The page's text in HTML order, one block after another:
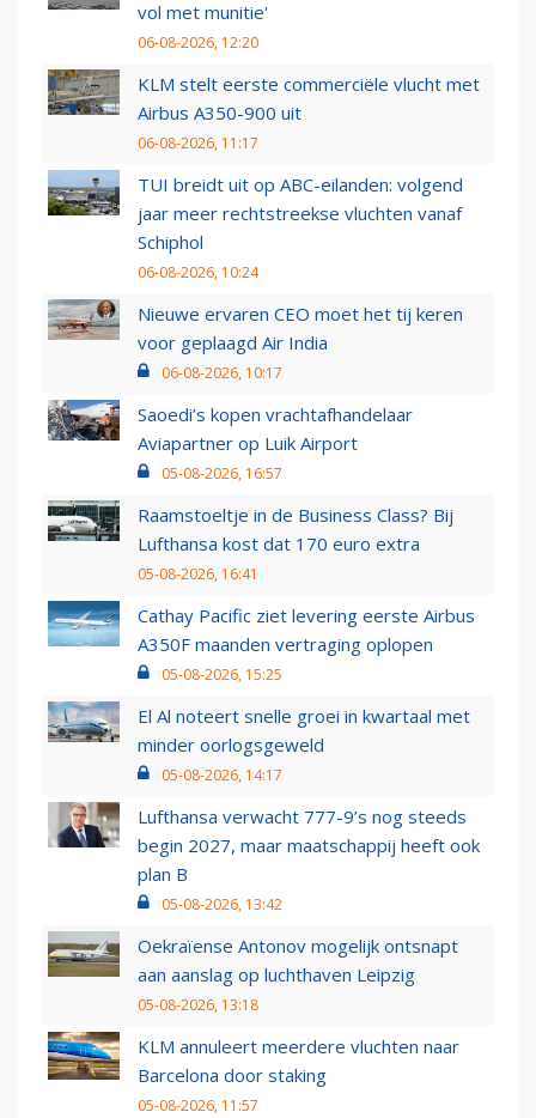
vol met munitie'
06-08-2026, 12:20
KLM stelt eerste commerciële vlucht met
Airbus A350-900 uit
06-08-2026, 11:17
TUI breidt uit op ABC-eilanden: volgend
jaar meer rechtstreekse vluchten vanaf
Schiphol
06-08-2026, 10:24
Nieuwe ervaren CEO moet het tij keren
voor geplaagd Air India
06-08-2026, 10:17
Saoedi’s kopen vrachtafhandelaar
Aviapartner op Luik Airport
05-08-2026, 16:57
Raamstoeltje in de Business Class? Bij
Lufthansa kost dat 170 euro extra
05-08-2026, 16:41
Cathay Pacific ziet levering eerste Airbus
A350F maanden vertraging oplopen
05-08-2026, 15:25
El Al noteert snelle groei in kwartaal met
minder oorlogsgeweld
05-08-2026, 14:17
Lufthansa verwacht 777-9’s nog steeds
begin 2027, maar maatschappij heeft ook
plan B
05-08-2026, 13:42
Oekraïense Antonov mogelijk ontsnapt
aan aanslag op luchthaven Leipzig
05-08-2026, 13:18
KLM annuleert meerdere vluchten naar
Barcelona door staking
05-08-2026, 11:57